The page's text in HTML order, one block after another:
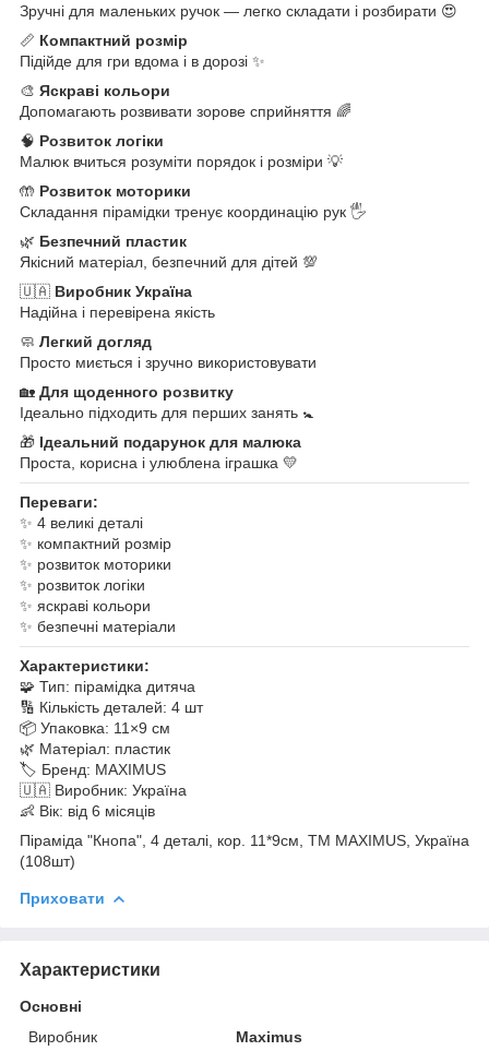
Зручні для маленьких ручок — легко складати і розбирати 😍
📏 Компактний розмір
Підійде для гри вдома і в дорозі ✨
🎨 Яскраві кольори
Допомагають розвивати зорове сприйняття 🌈
🧠 Розвиток логіки
Малюк вчиться розуміти порядок і розміри 💡
🤲 Розвиток моторики
Складання пірамідки тренує координацію рук 🖐
🌿 Безпечний пластик
Якісний матеріал, безпечний для дітей 💯
🇺🇦 Виробник Україна
Надійна і перевірена якість
🧼 Легкий догляд
Просто миється і зручно використовувати
🏡 Для щоденного розвитку
Ідеально підходить для перших занять 🚼
🎁 Ідеальний подарунок для малюка
Проста, корисна і улюблена іграшка 💛
Переваги:
✨ 4 великі деталі
✨ компактний розмір
✨ розвиток моторики
✨ розвиток логіки
✨ яскраві кольори
✨ безпечні матеріали
Характеристики:
🧩 Тип: пірамідка дитяча
🔢 Кількість деталей: 4 шт
📦 Упаковка: 11×9 см
🌿 Матеріал: пластик
🏷 Бренд: MAXIMUS
🇺🇦 Виробник: Україна
👶 Вік: від 6 місяців
Піраміда "Кнопа", 4 деталі, кор. 11*9см, ТМ MAXIMUS, Україна
(108шт)
Приховати
Характеристики
Основні
Виробник
Maximus